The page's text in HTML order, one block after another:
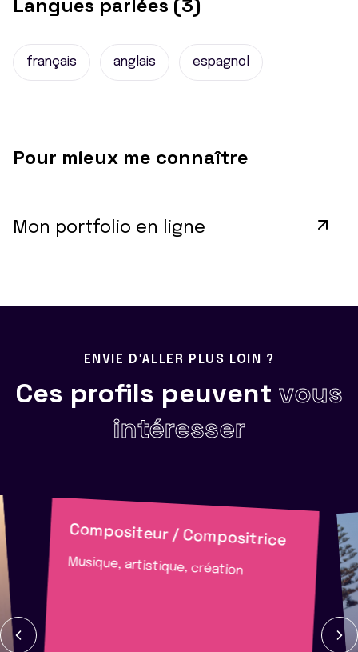
Langues parlées (3)
français anglais espagnol
Pour mieux me connaître
Mon portfolio en ligne
ENVIE D'ALLER PLUS LOIN ?
Ces profils peuvent vous
intéresser
Compositeur / Compositrice
Musique, artistique, création